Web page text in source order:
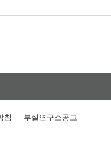
침 부설연구소공고